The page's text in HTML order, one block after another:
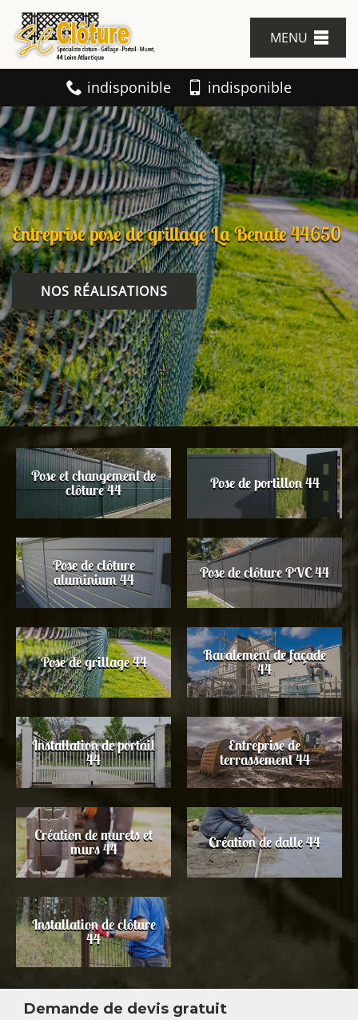
MENU
indisponible indisponible
Entreprise pose de grillage La Benate 44650
NOS RÉALISATIONS
Pose et changement de
clôture 44 Pose de portillon 44
Pose de clôture
aluminium 44 Pose de clôture PVC 44
Pose de grillage 44 Ravalement de façade
44
Installation de portail
44
Entreprise de
terrassement 44
Création de murets et
murs 44 Création de dalle 44
Installation de clôture
44
Demande de devis gratuit